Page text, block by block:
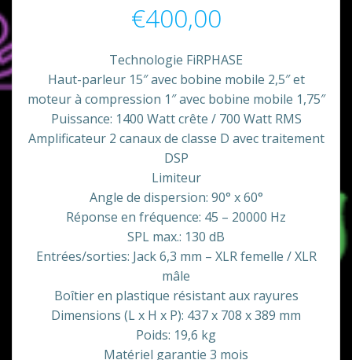
€400,00
Technologie FiRPHASE
Haut-parleur 15″ avec bobine mobile 2,5″ et
moteur à compression 1″ avec bobine mobile 1,75″
Puissance: 1400 Watt crête / 700 Watt RMS
Amplificateur 2 canaux de classe D avec traitement
DSP
Limiteur
Angle de dispersion: 90° x 60°
Réponse en fréquence: 45 – 20000 Hz
SPL max.: 130 dB
Entrées/sorties: Jack 6,3 mm – XLR femelle / XLR
mâle
Boîtier en plastique résistant aux rayures
Dimensions (L x H x P): 437 x 708 x 389 mm
Poids: 19,6 kg
Matériel garantie 3 mois